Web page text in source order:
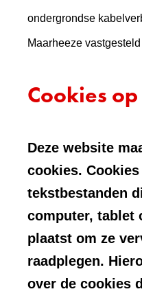
ondergrondse
Maarheeze vastgesteld
Cookies
Deze website
cookies.
tekstbestanden
computer, tablet
plaatst om ze
raadplegen.
over de cookies